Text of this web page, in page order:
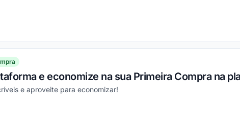
e economize na sua Primeira Compra na
e aproveite para economizar!